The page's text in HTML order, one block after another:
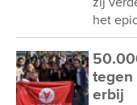
het
tegen
erbij